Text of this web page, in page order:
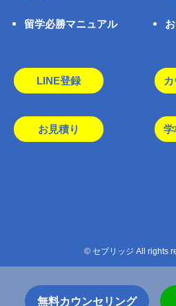
留学必勝マニュアル
LINE登録
お見積り 学
© セブリッジ All rights
無料カウンセリング